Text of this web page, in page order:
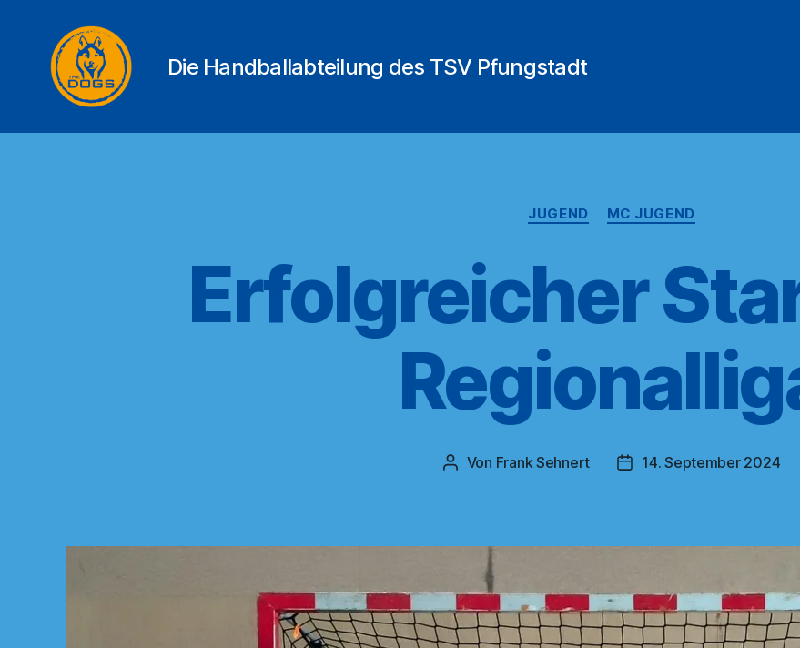
DOGS
Die Handballabteilung des TSV Pfungstadt
Kategorien
JUGEND MC JUGEND
Erfolgreicher
Beitragsautor
Von Frank Sehnert Veröffentlichungsdatum
14. September 2024